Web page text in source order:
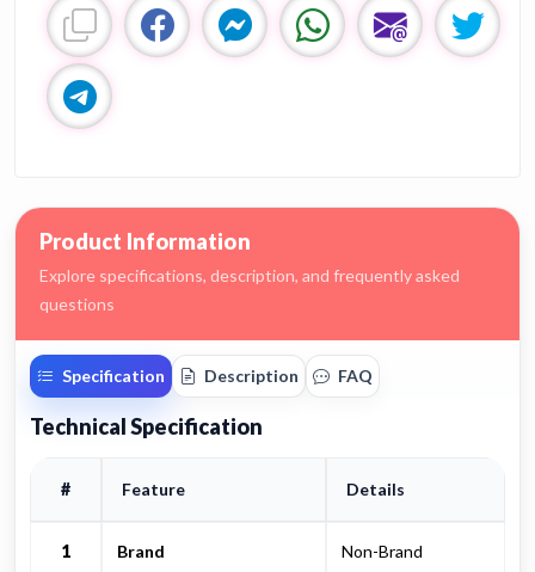
Product Information
Explore specifications, description, and frequently asked
questions
Specification Description FAQ
Technical Specification
# Feature Details
1 Brand Non-Brand